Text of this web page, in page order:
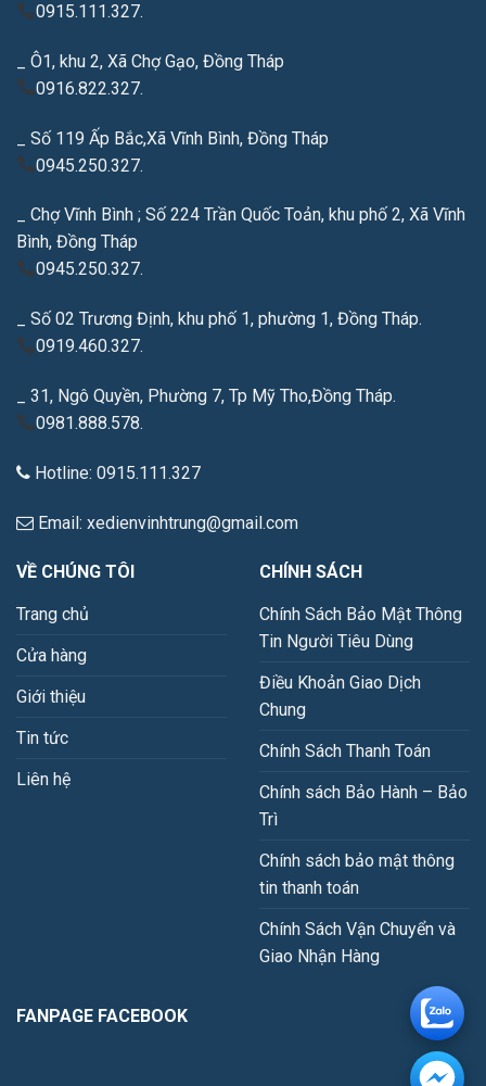
0915.111.327.
_ Ô1, khu 2, Xã Chợ Gạo, Đồng Tháp
0916.822.327.
_ Số 119 Ấp Bắc,Xã Vĩnh Bình, Đồng Tháp
0945.250.327.
_ Chợ Vĩnh Bình ; Số 224 Trần Quốc Toản, khu phố 2, Xã Vĩnh
Bình, Đồng Tháp
0945.250.327.
_ Số 02 Trương Định, khu phố 1, phường 1, Đồng Tháp.
0919.460.327.
_ 31, Ngô Quyền, Phường 7, Tp Mỹ Tho,Đồng Tháp.
0981.888.578.
Hotline: 0915.111.327
Email: xedienvinhtrung@gmail.com
VỀ CHÚNG TÔI
Trang chủ
Cửa hàng
Giới thiệu
Tin tức
Liên hệ
CHÍNH SÁCH
Chính Sách Bảo Mật Thông
Tin Người Tiêu Dùng
Điều Khoản Giao Dịch
Chung
Chính Sách Thanh Toán
Chính sách Bảo Hành – Bảo
Trì
Chính sách bảo mật thông
tin thanh toán
Chính Sách Vận Chuyển và
Giao Nhận Hàng
FANPAGE FACEBOOK